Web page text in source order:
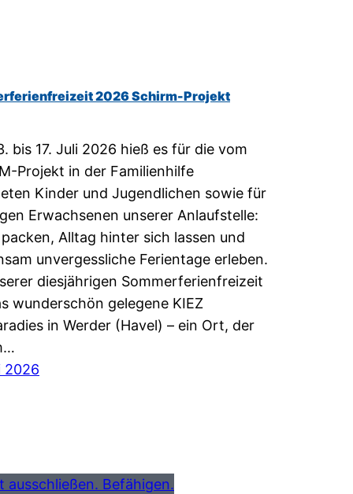
2026 Schirm-Projekt
bis 17. Juli 2026 hieß es für die vom
Projekt in der Familienhilfe
Kinder und Jugendlichen sowie für
Erwachsenen unserer Anlaufstelle:
Alltag hinter sich lassen und
unvergessliche Ferientage erleben.
diesjährigen Sommerferienfreizeit
wunderschön gelegene KIEZ
in Werder (Havel) – ein Ort, der
2026